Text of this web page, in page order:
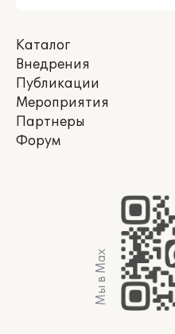
Каталог
Внедрения
Публикации
Мероприятия
Партнеры
Форум
Мы в Max